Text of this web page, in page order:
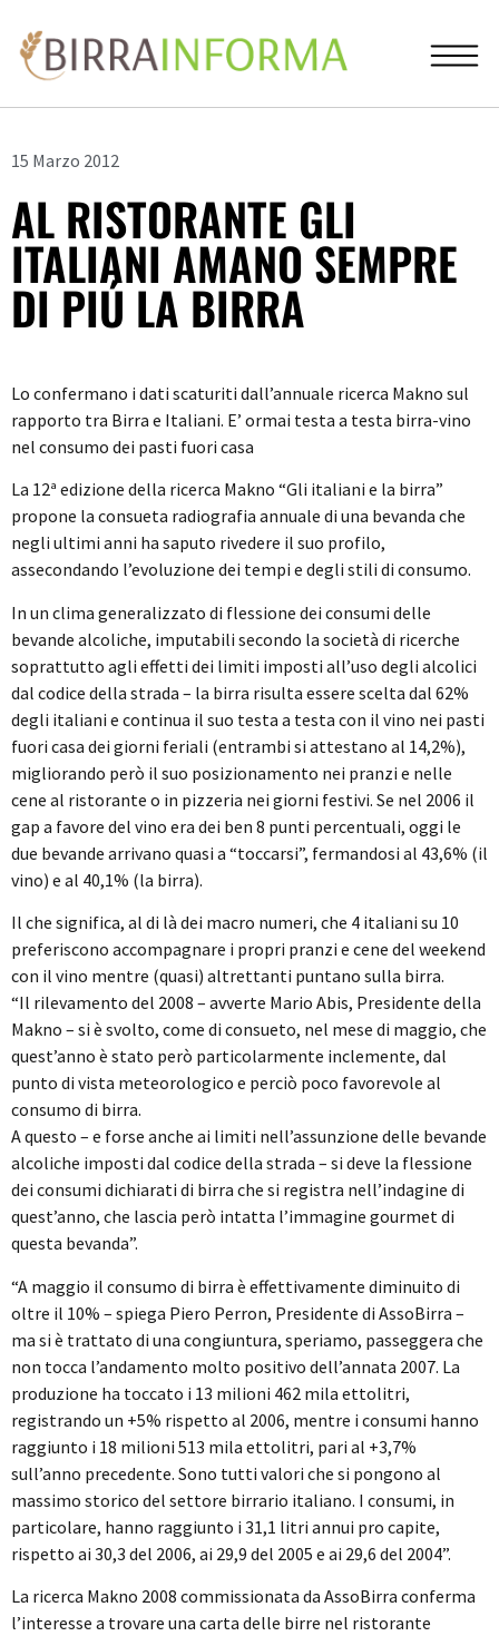
15 Marzo 2012
AL RISTORANTE GLI
ITALIANI AMANO SEMPRE
DI PIÚ LA BIRRA
Lo confermano i dati scaturiti dall’annuale ricerca Makno sul
rapporto tra Birra e Italiani. E’ ormai testa a testa birra-vino
nel consumo dei pasti fuori casa
La 12ª edizione della ricerca Makno “Gli italiani e la birra”
propone la consueta radiografia annuale di una bevanda che
negli ultimi anni ha saputo rivedere il suo profilo,
assecondando l’evoluzione dei tempi e degli stili di consumo.
In un clima generalizzato di flessione dei consumi delle
bevande alcoliche, imputabili secondo la società di ricerche
soprattutto agli effetti dei limiti imposti all’uso degli alcolici
dal codice della strada – la birra risulta essere scelta dal 62%
degli italiani e continua il suo testa a testa con il vino nei pasti
fuori casa dei giorni feriali (entrambi si attestano al 14,2%),
migliorando però il suo posizionamento nei pranzi e nelle
cene al ristorante o in pizzeria nei giorni festivi. Se nel 2006 il
gap a favore del vino era dei ben 8 punti percentuali, oggi le
due bevande arrivano quasi a “toccarsi”, fermandosi al 43,6% (il
vino) e al 40,1% (la birra).
Il che significa, al di là dei macro numeri, che 4 italiani su 10
preferiscono accompagnare i propri pranzi e cene del weekend
con il vino mentre (quasi) altrettanti puntano sulla birra.
“Il rilevamento del 2008 – avverte Mario Abis, Presidente della
Makno – si è svolto, come di consueto, nel mese di maggio, che
quest’anno è stato però particolarmente inclemente, dal
punto di vista meteorologico e perciò poco favorevole al
consumo di birra.
A questo – e forse anche ai limiti nell’assunzione delle bevande
alcoliche imposti dal codice della strada – si deve la flessione
dei consumi dichiarati di birra che si registra nell’indagine di
quest’anno, che lascia però intatta l’immagine gourmet di
questa bevanda”.
“A maggio il consumo di birra è effettivamente diminuito di
oltre il 10% – spiega Piero Perron, Presidente di AssoBirra –
ma si è trattato di una congiuntura, speriamo, passeggera che
non tocca l’andamento molto positivo dell’annata 2007. La
produzione ha toccato i 13 milioni 462 mila ettolitri,
registrando un +5% rispetto al 2006, mentre i consumi hanno
raggiunto i 18 milioni 513 mila ettolitri, pari al +3,7%
sull’anno precedente. Sono tutti valori che si pongono al
massimo storico del settore birrario italiano. I consumi, in
particolare, hanno raggiunto i 31,1 litri annui pro capite,
rispetto ai 30,3 del 2006, ai 29,9 del 2005 e ai 29,6 del 2004”.
La ricerca Makno 2008 commissionata da AssoBirra conferma
l’interesse a trovare una carta delle birre nel ristorante